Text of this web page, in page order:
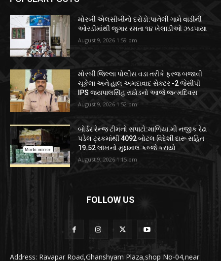
મોરબી એલસીબીનો દરોડો:પાનેલી ગામે વાડીની
ઓરડીમાંથી જુગાર રમતા ૧૪ ખેલાડીઓ ઝડપાયા
August 9, 2026 1:59 pm
મોરબી જિલ્લા પોલીસ વડા તરીકે ફરજ બજાવી
ચૂકેલા અને હાલ અમદાવાદ સેક્ટર -2 જેસીપી
IPS જયપાલસિંહ રાઠોડનો આજે જન્મદિવસ
August 9, 2026 1:52 pm
બોર્ડર રેન્જ ટીમનો સપાટો:માળિયા.મી નજીક રેઢા
પડેલ ટ્રકમાંથી 4092 બોટલ વિદેશી દારૂ સહિત
19.52 લાખનો મુદ્દામાલ કબ્જે કરાયો
August 9, 2026 1:15 pm
FOLLOW US
Address: Ravapar Road,Ghanshyam Plaza,shop No-04,near